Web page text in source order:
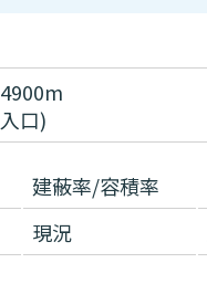
口)
建蔽率/容積率
現況